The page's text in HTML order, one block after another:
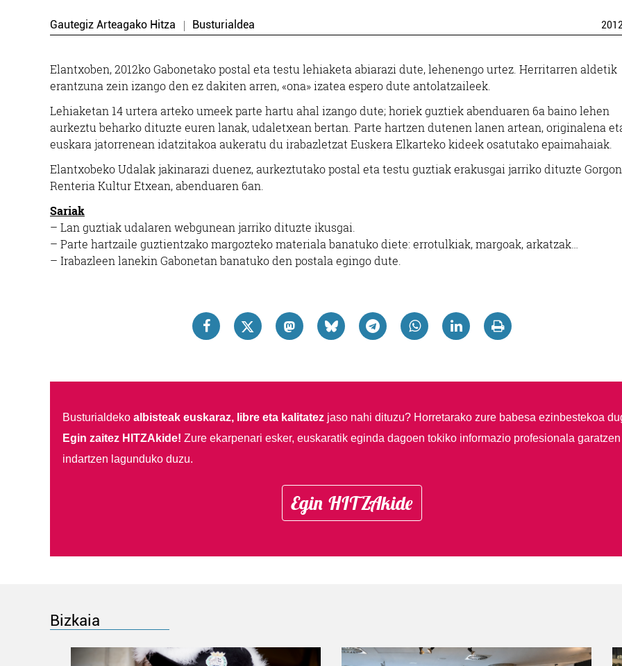
Gautegiz Arteagako Hitza Busturialdea
Elantxoben, 2012ko Gabonetako postal eta testu lehiaketa abiarazi dute, lehenengo urtez. Herritarren aldetik
erantzuna zein izango den ez dakiten arren, «ona» izatea espero dute antolatzaileek.
Lehiaketan 14 urtera arteko umeek parte hartu ahal izango dute; horiek guztiek abenduaren 6a baino lehen
aurkeztu beharko dituzte euren lanak, udaletxean bertan. Parte hartzen dutenen lanen artean, originalena
euskara jatorrenean idatzitakoa aukeratu du irabazletzat Euskera Elkarteko kideek osatutako epaimahaiak.
Elantxobeko Udalak jakinarazi duenez, aurkeztutako postal eta testu guztiak erakusgai jarriko dituzte
Renteria Kultur Etxean, abenduaren 6an.
Sariak
– Lan guztiak udalaren webgunean jarriko dituzte ikusgai.
– Parte hartzaile guztientzako margozteko materiala banatuko diete: errotulkiak, margoak, arkatzak…
– Irabazleen lanekin Gabonetan banatuko den postala egingo dute.
Busturialdeko albisteak euskaraz, libre eta kalitatezjaso nahi dituzu? Horretarako zure babesa ezinbestekoa
Egin zaitez HITZAkide! Zure ekarpenari esker, euskaratik eginda dagoen tokiko informazio profesionala
indartzen lagunduko duzu.
Egin HITZAkide
Bizkaia